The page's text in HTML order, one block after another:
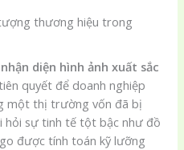
thương hiệu trong
diện hình ảnh xuất sắc
quyết để doanh nghiệp
một thị trường vốn đã bị
hỏi sự tinh tế tột bậc như đồ
được tính toán kỹ lưỡng